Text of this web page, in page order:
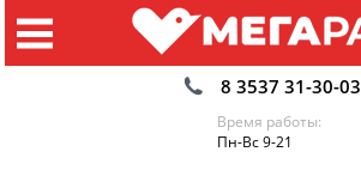
8 3537 31-30-03
Время работы:
Пн-Вс 9-21